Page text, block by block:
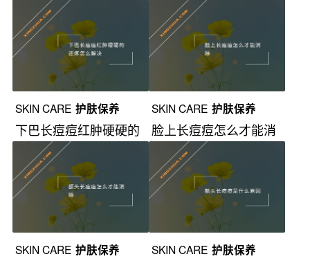
导致的？
因？
SKIN CARE 护肤保养
下巴长痘痘红肿硬硬的
还疼怎么解决？
SKIN CARE 护肤保养
脸上长痘痘怎么才能消
除？
SKIN CARE 护肤保养 SKIN CARE 护肤保养